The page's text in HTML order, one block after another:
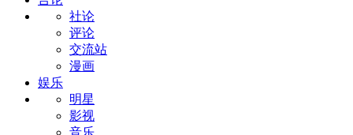
社论
评论
交流站
漫画
娱乐
明星
影视
音乐